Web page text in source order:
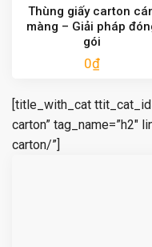
Thùng giấy carton
màng – Giải pháp
gói
0₫
[title_with_cat
carton” tag_name=”h2″
carton/”]